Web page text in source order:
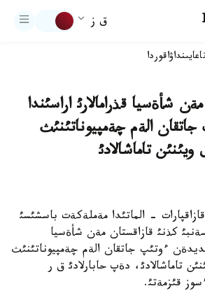
ق ز
اقوردا
شأةسيا قذرامالارئ اراسئندا
الةم چةمپيوناتئنئث
تاماشالادئ
قازاقپارات - الماتئدا مةملةكةت باسشئسئ
سةنبئ كذنئ قازاقستان مةن شأةسيا
ءوتئپ جاتقان الةم چةمپيوناتئنئث
تاماشالادئ، دةپ حابارلادئ ق ر
قئزمةتئ.